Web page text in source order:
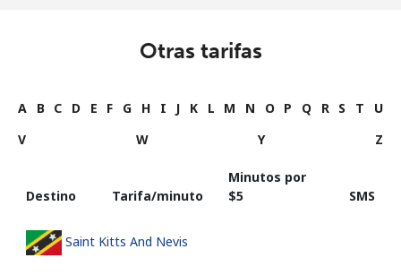
Otras tarifas
A B C D E F G H I J K L M N O P Q R S T
U
V
W Y Z
Destino Tarifa/minuto
Minutos por
⁦$5⁩
SMS
Saint Kitts And Nevis